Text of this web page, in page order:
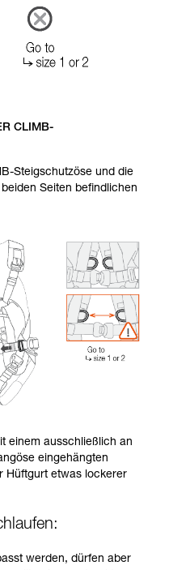
CLIMB-
Steigschutzöse und die
Seiten befindlichen
einem ausschließlich an
eingehängten
Hüftgurt etwas lockerer
werden, dürfen aber